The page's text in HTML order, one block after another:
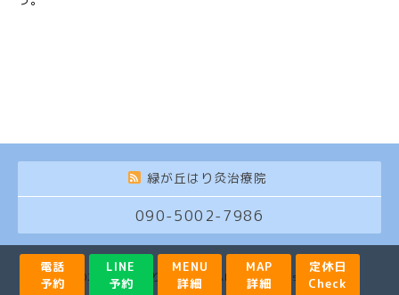
緑が丘はり灸治療院
090-5002-7986
©2026 緑が丘はり灸治療院 . All Rights Reserved.
電話
予約
LINE
予約
MENU
詳細
MAP
詳細
定休日
Check